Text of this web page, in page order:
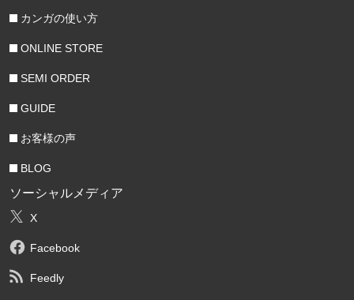
カンガの使い方
ONLINE STORE
SEMI ORDER
GUIDE
お客様の声
BLOG
ソーシャルメディア
X
Facebook
Feedly